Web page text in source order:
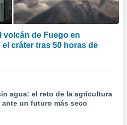
volcán de Fuego en
cráter tras 50 horas de
agua: el reto de la agricultura
ante un futuro más seco